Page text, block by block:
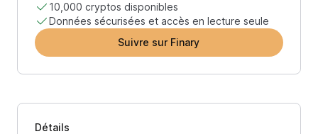
10,000 cryptos disponibles
Données sécurisées et accès en lecture seule
Suivre sur Finary
Détails